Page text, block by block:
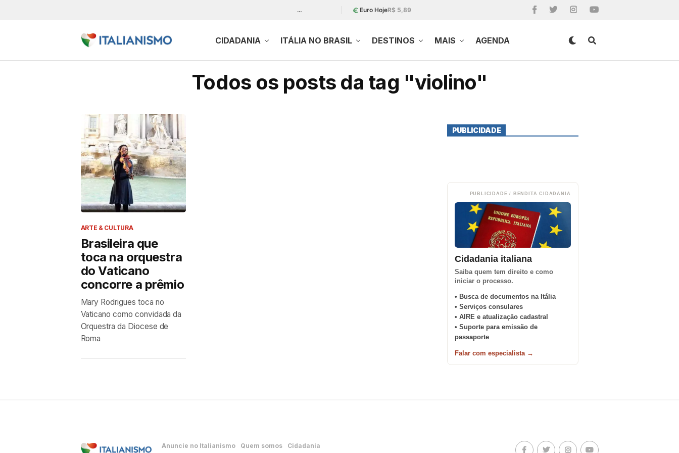
… Euro HojeR$ 5,89
CIDADANIA ITÁLIA NO BRASIL DESTINOS MAIS AGENDA
Todos os posts da tag "violino"
ARTE & CULTURA
Brasileira que
toca na orquestra
do Vaticano
concorre a prêmio
Mary Rodrigues toca no
Vaticano como convidada da
Orquestra da Diocese de
Roma
PUBLICIDADE
PUBLICIDADE / BENDITA CIDADANIA
Cidadania italiana
Saiba quem tem direito e como
iniciar o processo.
• Busca de documentos na Itália
• Serviços consulares
• AIRE e atualização cadastral
• Suporte para emissão de
passaporte
Falar com especialista →
Anuncie no Italianismo Quem somos
Cidadania